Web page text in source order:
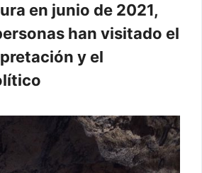
en junio de 2021,
han visitado el
y el